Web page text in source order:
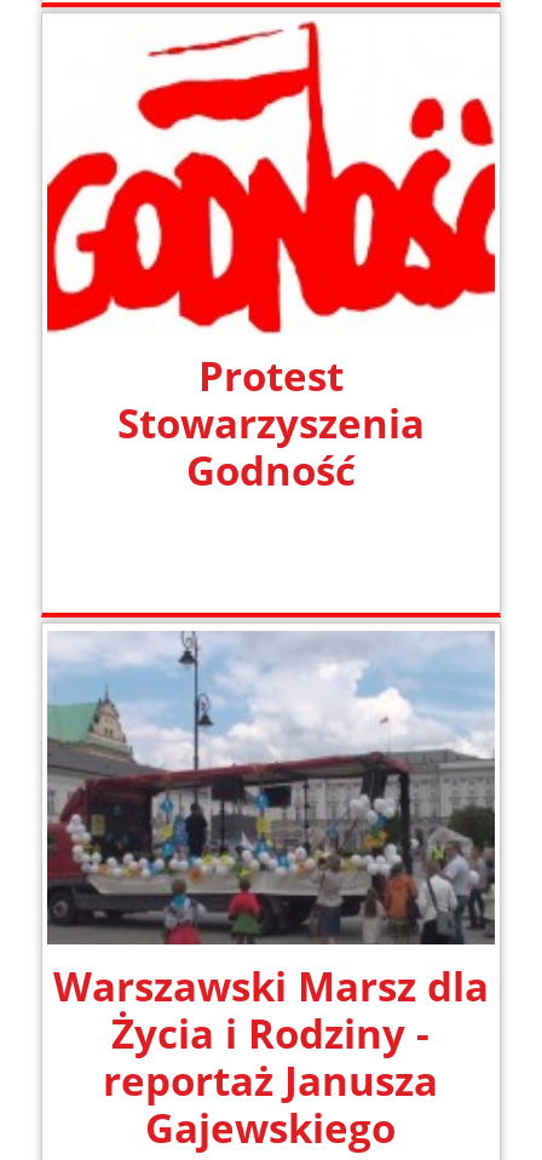
Protest
Stowarzyszenia
Godność
Warszawski Marsz dla
Życia i Rodziny -
reportaż Janusza
Gajewskiego